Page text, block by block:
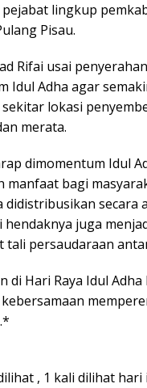
pejabat lingkup
Pisau.
Rifai usai
Idul Adha agar
lokasi
merata.
dimomentum Idul
manfaat bagi
didistribusikan secara
hendaknya juga
tali persaudaraan
di Hari Raya Idul
, 1 kali dilihat hari